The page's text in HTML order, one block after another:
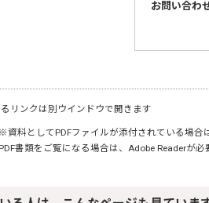
お問い合わ
リンクは別ウインドウで開きます
※資料としてPDFファイルが添付されている場合
PDF書類をご覧になる場合は、Adobe Readerが